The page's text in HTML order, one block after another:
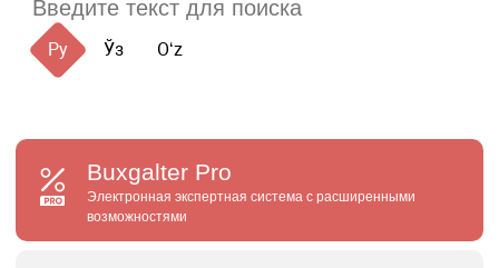
Ру Ўз Oʻz
Buxgalter Pro
Электронная экспертная система с расширенными
возможностями